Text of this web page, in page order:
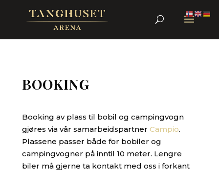
BOOKING
Booking av plass til bobil og campingvogn
gjøres via vår samarbeidspartner Campio.
Plassene passer både for bobiler og
campingvogner på inntil 10 meter. Lengre
biler må gjerne ta kontakt med oss i forkant